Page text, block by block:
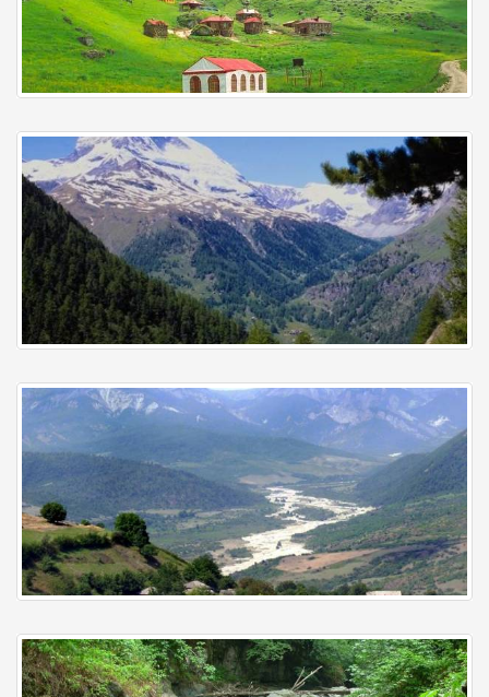
Qusar
Zaqatala
Şamaxı